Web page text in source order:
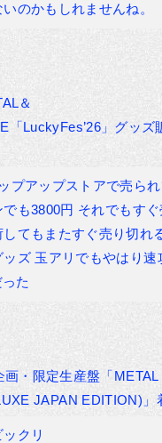
のかもしれませんね。
＆
「LuckyFes’26」グッズ
プアップストアで売られ
も3800円 それでもすぐ
てもまたすぐ売り切れ
ッズ 玉アリでもやはり速
た
画・限定生産盤「METAL
JAPAN EDITION)」
クリ